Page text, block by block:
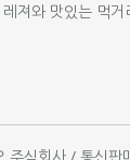
져와 맛있는 먹거